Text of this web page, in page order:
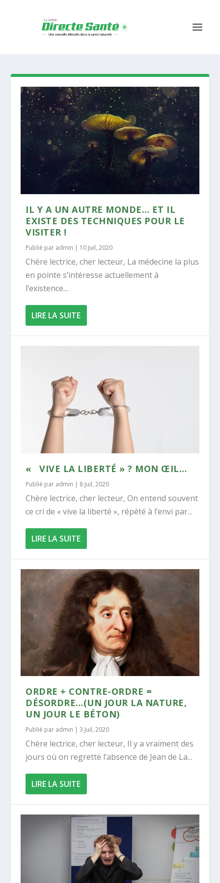
IL Y A UN AUTRE MONDE… ET IL
EXISTE DES TECHNIQUES POUR LE
VISITER !
Publié par admin | 10 Juil, 2020
Chère lectrice, cher lecteur, La médecine la plus
en pointe s’intéresse actuellement à
l’existence...
LIRE LA SUITE
« VIVE LA LIBERTÉ » ? MON ŒIL…
Publié par admin | 8 Juil, 2020
Chère lectrice, cher lecteur, On entend souvent
ce cri de « vive la liberté », répété à l’envi par...
LIRE LA SUITE
ORDRE + CONTRE-ORDRE =
DÉSORDRE…(UN JOUR LA NATURE,
UN JOUR LE BÉTON)
Publié par admin |3 Juil, 2020
Chère lectrice, cher lecteur, Il y a vraiment des
jours où on regrette l’absence de Jean de La...
LIRE LA SUITE